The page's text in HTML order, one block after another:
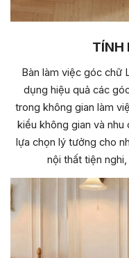
TÍNH
Bàn làm việc góc chữ
dụng hiệu quả các
trong không gian làm
kiểu không gian và nhu
lựa chọn lý tưởng cho
nội thất tiện